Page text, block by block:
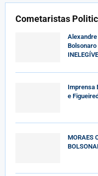
Cometaristas
Bolsonaro
Imprensa
e
MORAES